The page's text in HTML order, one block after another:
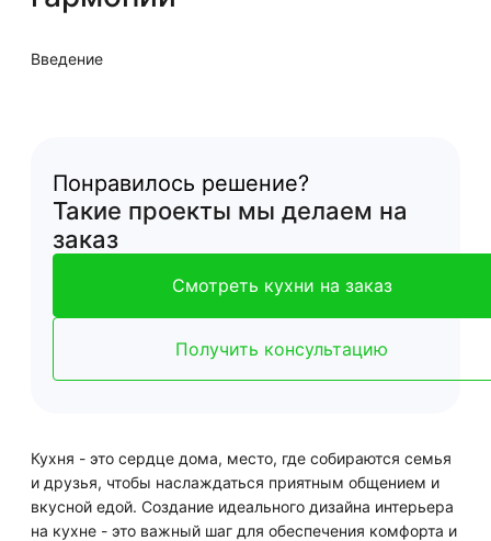
Введение
Понравилось решение?
Такие проекты мы делаем на
заказ
Смотреть кухни на заказ
Получить консультацию
Кухня - это сердце дома, место, где собираются семья
и друзья, чтобы наслаждаться приятным общением и
вкусной едой. Создание идеального дизайна интерьера
на кухне - это важный шаг для обеспечения комфорта и